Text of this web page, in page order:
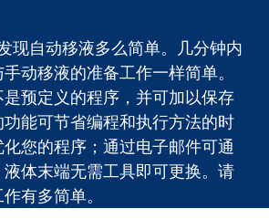
现自动移液多么简单。几分钟内
动移液的准备工作一样简单。
预定义的程序，并可加以保存
能可节省编程和执行方法的时
您的程序；通过电子邮件可通
体末端无需工具即可更换。请
有多简单。